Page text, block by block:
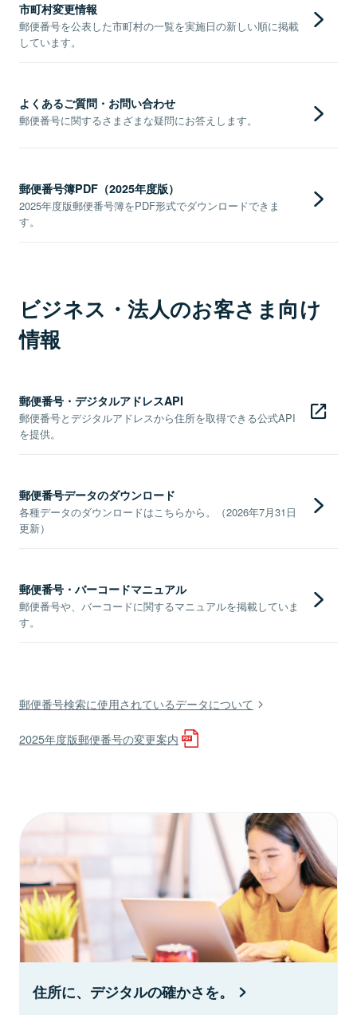
市町村変更情報
郵便番号を公表した市町村の一覧を実施日の新しい順に掲載
しています。
よくあるご質問・お問い合わせ
郵便番号に関するさまざまな疑問にお答えします。
郵便番号簿PDF（2025年度版）
2025年度版郵便番号簿をPDF形式でダウンロードできま
す。
ビジネス・法人のお客さま向け
情報
郵便番号・デジタルアドレスAPI
郵便番号とデジタルアドレスから住所を取得できる公式API
を提供。
郵便番号データのダウンロード
各種データのダウンロードはこちらから。（2026年7月31日
更新）
郵便番号・バーコードマニュアル
郵便番号や、バーコードに関するマニュアルを掲載していま
す。
郵便番号検索に使用されているデータについて
2025年度版郵便番号の変更案内
住所に、デジタルの確かさを。